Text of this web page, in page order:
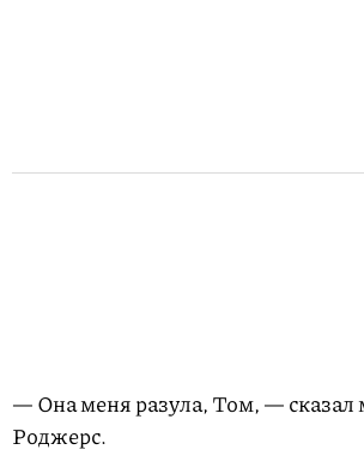
— Она меня разула, Том, — сказал
Роджерс.